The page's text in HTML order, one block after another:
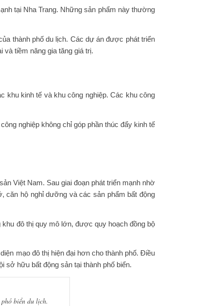
tại Nha Trang. Những sản phẩm này thường
thành phố du lịch. Các dự án được phát triển
tiềm năng gia tăng giá trị.
khu kinh tế và khu công nghiệp. Các khu công
nghiệp không chỉ góp phần thúc đẩy kinh tế
Việt Nam. Sau giai đoạn phát triển mạnh nhờ
căn hộ nghỉ dưỡng và các sản phẩm bất động
đô thị quy mô lớn, được quy hoạch đồng bộ
mạo đô thị hiện đại hơn cho thành phố. Điều
sở hữu bất động sản tại thành phố biển.
biển du lịch.